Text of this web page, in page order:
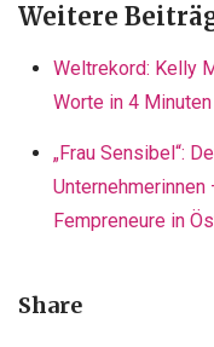
Weitere
Weltrekord: Kelly
Worte in 4 Minuten
„Frau Sensibel“:
Fempreneure in
Share